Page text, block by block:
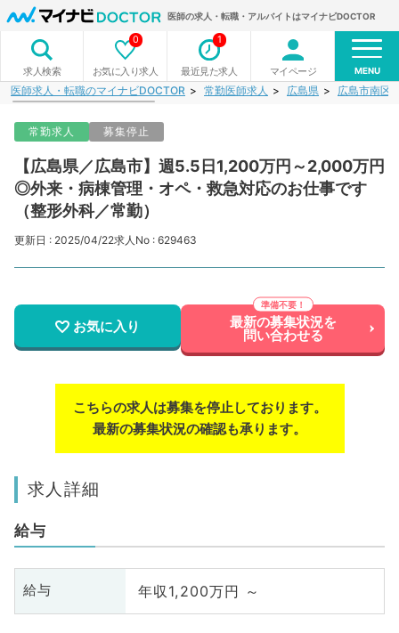
医師の求人・転職・アルバイトはマイナビDOCTOR
求人検索 お気に入り求人
0
最近見た求人
1
マイページ MENU
医師求人・転職のマイナビDOCTOR 常勤医師求人 広島県 広島市南区
常勤求人 募集停止
【広島県／広島市】週5.5日1,200万円～2,000万円
◎外来・病棟管理・オペ・救急対応のお仕事です
（整形外科／常勤）
更新日 : 2025/04/22求人No : 629463
お気に入り 最新の募集状況を
問い合わせる
こちらの求人は募集を停止しております。
最新の募集状況の確認も承ります。
求人詳細
給与
給与 年収1,200万円 ～